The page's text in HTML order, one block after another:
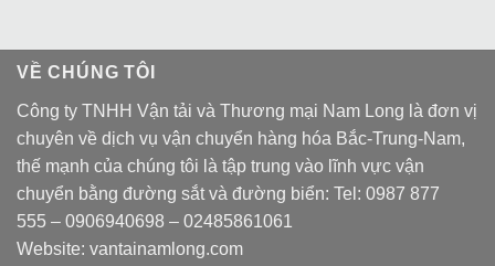
VỀ CHÚNG TÔI
Công ty TNHH Vận tải và Thương mại Nam Long là đơn vị
chuyên về dịch vụ vận chuyển hàng hóa Bắc-Trung-Nam,
thế mạnh của chúng tôi là tập trung vào lĩnh vực vận
chuyển bằng đường sắt và đường biển: Tel: 0987 877
555 – 0906940698 – 02485861061
Website: vantainamlong.com